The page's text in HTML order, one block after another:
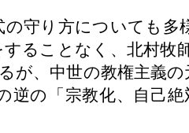
守り方についても多
ることなく、北村牧
が、中世の教権主義
の「宗教化、自己